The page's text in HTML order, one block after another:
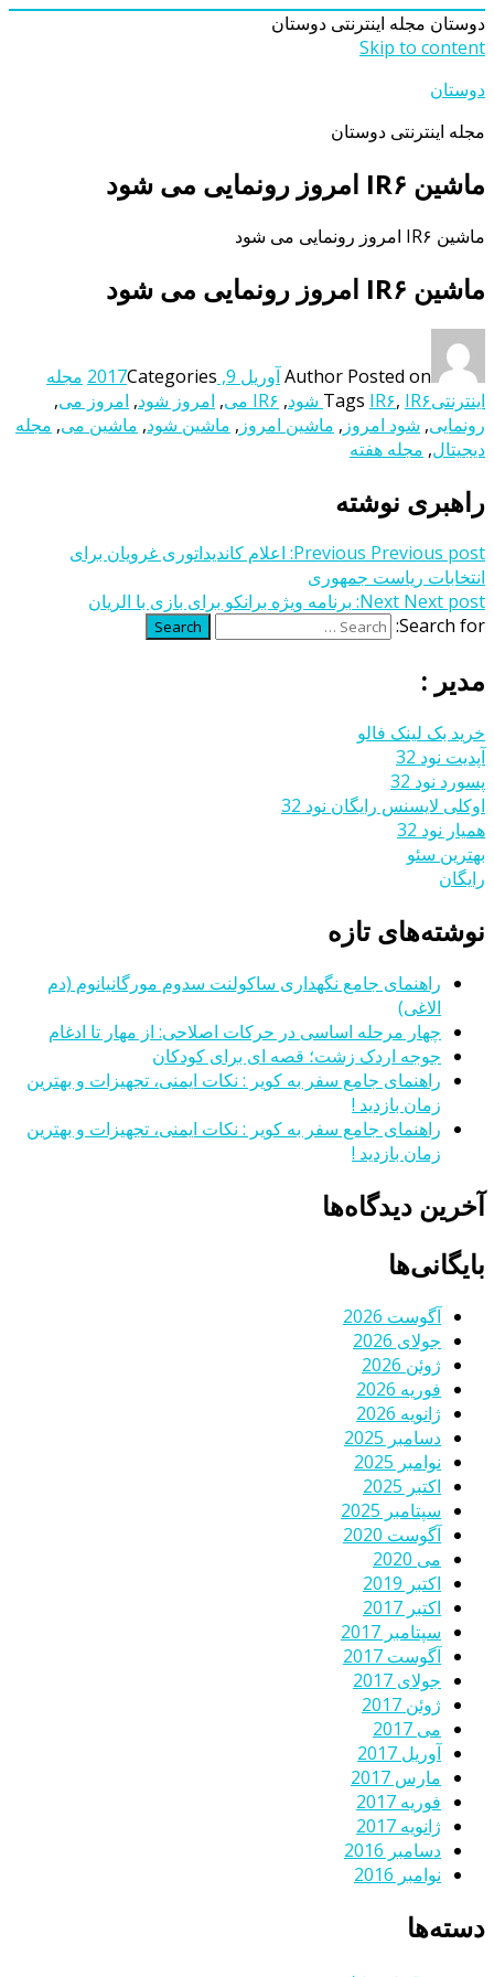
دوستان مجله اینترنتی دوستان
Skip to content
دوستان
مجله اینترنتی دوستان
ماشین IR۶ امروز رونمایی می شود
ماشین IR۶ امروز رونمایی می شود
ماشین IR۶ امروز رونمایی می شود
Author Posted on آوریل 9, 2017 Categories
مجله
اینترنتی
Tags IR۶, IR۶ شود , IR۶ می , امروز شود, امروز می,
رونمایی, شود امروز , ماشین امروز , ماشین شود, ماشین می, مجله
دیجیتال, مجله هفته
راهبری نوشته
Previous Previous post:
اعلام کاندیداتوری غرویان برای
انتخابات ریاست جمهوری
Next Next post:
برنامه ویژه برانکو برای بازی با الریان
Search for:
Search
مدیر :
خرید بک لینک فالو
آپدیت نود 32
پسورد نود 32
اوکلی لایسنس رایگان نود 32
همیار نود 32
بهترین سئو
رایگان
نوشته‌های تازه
راهنمای جامع نگهداری ساکولنت سدوم مورگانیانوم (دم
الاغی)
چهار مرحله اساسی در حرکات اصلاحی: از مهار تا ادغام
جوجه اردک زشت؛ قصه ای برای کودکان
راهنمای جامع سفر به کویر : نکات ایمنی، تجهیزات و بهترین
زمان بازدید !
راهنمای جامع سفر به کویر : نکات ایمنی، تجهیزات و بهترین
زمان بازدید !
آخرین دیدگاه‌ها
بایگانی‌ها
آگوست 2026
جولای 2026
ژوئن 2026
فوریه 2026
ژانویه 2026
دسامبر 2025
نوامبر 2025
اکتبر 2025
سپتامبر 2025
آگوست 2020
می 2020
اکتبر 2019
اکتبر 2017
سپتامبر 2017
آگوست 2017
جولای 2017
ژوئن 2017
می 2017
آوریل 2017
مارس 2017
فوریه 2017
ژانویه 2017
دسامبر 2016
نوامبر 2016
دسته‌ها